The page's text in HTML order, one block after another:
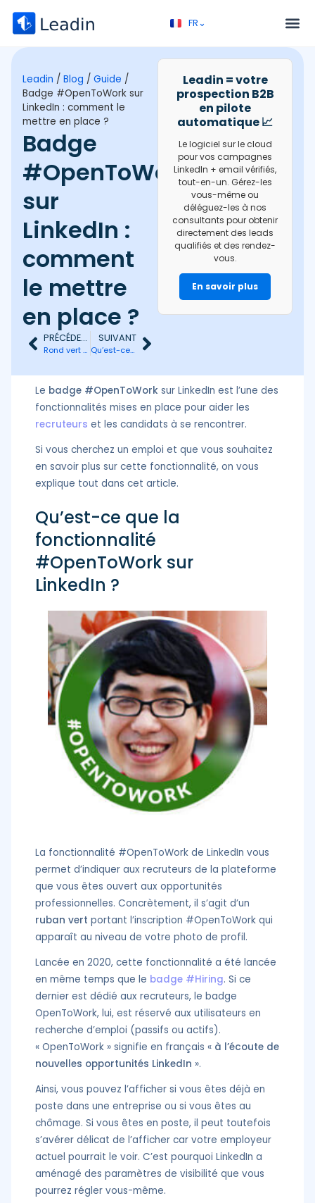
FR⌄
EN⌄
Leadin / Blog / Guide /
Badge #OpenToWork sur
LinkedIn : comment le
mettre en place ?
Badge
#OpenToWork
sur
LinkedIn :
comment
le mettre
en place ?
PRÉCÉDENT
Rond vert LinkedIn : que signifie le statut actif ?
SUIVANT
Qu’est-ce que l’externalisation commerciale ?
Leadin = votre
prospection B2B
en pilote
automatique 📈
Le logiciel sur le cloud
pour vos campagnes
LinkedIn + email vérifiés,
tout-en-un. Gérez-les
vous-même ou
déléguez-les à nos
consultants pour obtenir
directement des leads
qualifiés et des rendez-
vous.
En savoir plus
Le badge #OpenToWork sur LinkedIn est l’une des
fonctionnalités mises en place pour aider les
recruteurs et les candidats à se rencontrer.
Si vous cherchez un emploi et que vous souhaitez
en savoir plus sur cette fonctionnalité, on vous
explique tout dans cet article.
Qu’est-ce que la
fonctionnalité
#OpenToWork sur
LinkedIn ?
La fonctionnalité #OpenToWork de LinkedIn vous
permet d’indiquer aux recruteurs de la plateforme
que vous êtes ouvert aux opportunités
professionnelles. Concrètement, il s’agit d’un
ruban vert portant l’inscription #OpenToWork qui
apparaît au niveau de votre photo de profil.
Lancée en 2020, cette fonctionnalité a été lancée
en même temps que le badge #Hiring. Si ce
dernier est dédié aux recruteurs, le badge
OpenToWork, lui, est réservé aux utilisateurs en
recherche d’emploi (passifs ou actifs).
« OpenToWork » signifie en français « à l’écoute de
nouvelles opportunités LinkedIn ».
Ainsi, vous pouvez l’afficher si vous êtes déjà en
poste dans une entreprise ou si vous êtes au
chômage. Si vous êtes en poste, il peut toutefois
s’avérer délicat de l’afficher car votre employeur
actuel pourrait le voir. C’est pourquoi LinkedIn a
aménagé des paramètres de visibilité que vous
pourrez régler vous-même.